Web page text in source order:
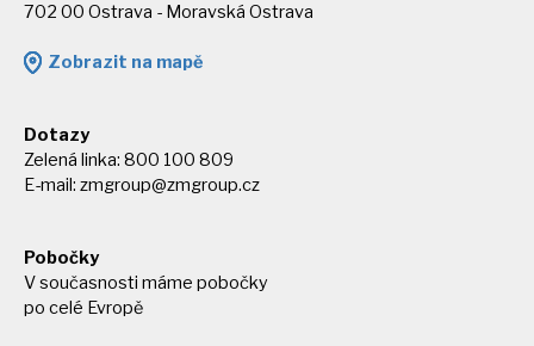
702 00 Ostrava - Moravská Ostrava
Zobrazit na mapě
Dotazy
Zelená linka: 800 100 809
E-mail: zmgroup@zmgroup.cz
Pobočky
V současnosti máme pobočky
po celé Evropě